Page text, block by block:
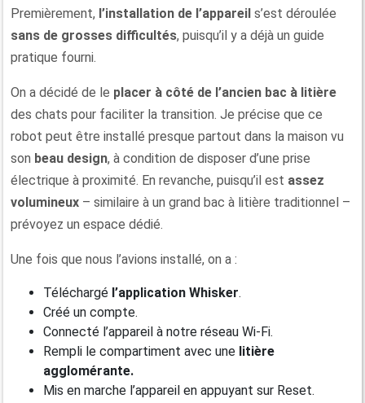
Premièrement, l’installation de l’appareil s’est déroulée
sans de grosses difficultés, puisqu’il y a déjà un guide
pratique fourni.
On a décidé de le placer à côté de l’ancien bac à litière
des chats pour faciliter la transition. Je précise que ce
robot peut être installé presque partout dans la maison vu
son beau design, à condition de disposer d’une prise
électrique à proximité. En revanche, puisqu’il est assez
volumineux – similaire à un grand bac à litière traditionnel –
prévoyez un espace dédié.
Une fois que nous l’avions installé, on a :
Téléchargé l’application Whisker.
Créé un compte.
Connecté l’appareil à notre réseau Wi-Fi.
Rempli le compartiment avec une litière
agglomérante.
Mis en marche l’appareil en appuyant sur Reset.